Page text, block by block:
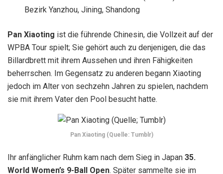
Bezirk Yanzhou, Jining, Shandong
Pan Xiaoting ist die führende Chinesin, die Vollzeit auf der
WPBA Tour spielt; Sie gehört auch zu denjenigen, die das
Billardbrett mit ihrem Aussehen und ihren Fähigkeiten
beherrschen. Im Gegensatz zu anderen begann Xiaoting
jedoch im Alter von sechzehn Jahren zu spielen, nachdem
sie mit ihrem Vater den Pool besucht hatte.
Pan Xiaoting (Quelle: Tumblr)
Ihr anfänglicher Ruhm kam nach dem Sieg in Japan 35.
World Women’s 9-Ball Open. Später sammelte sie im